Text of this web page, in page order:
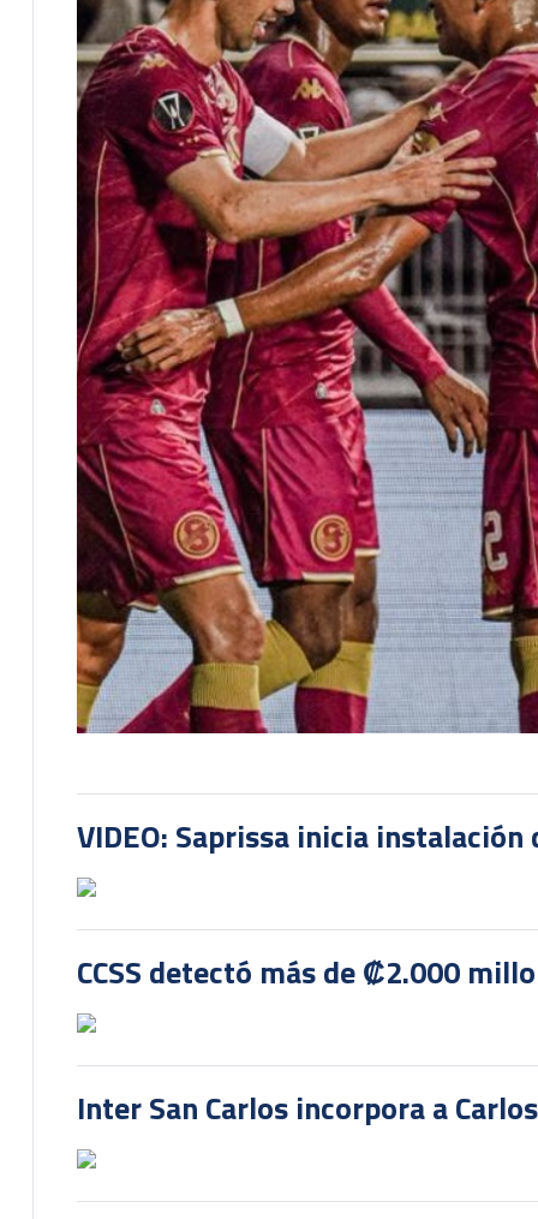
VIDEO: Saprissa inicia
CCSS detectó más de ₡2.000
Inter San Carlos incorpora a